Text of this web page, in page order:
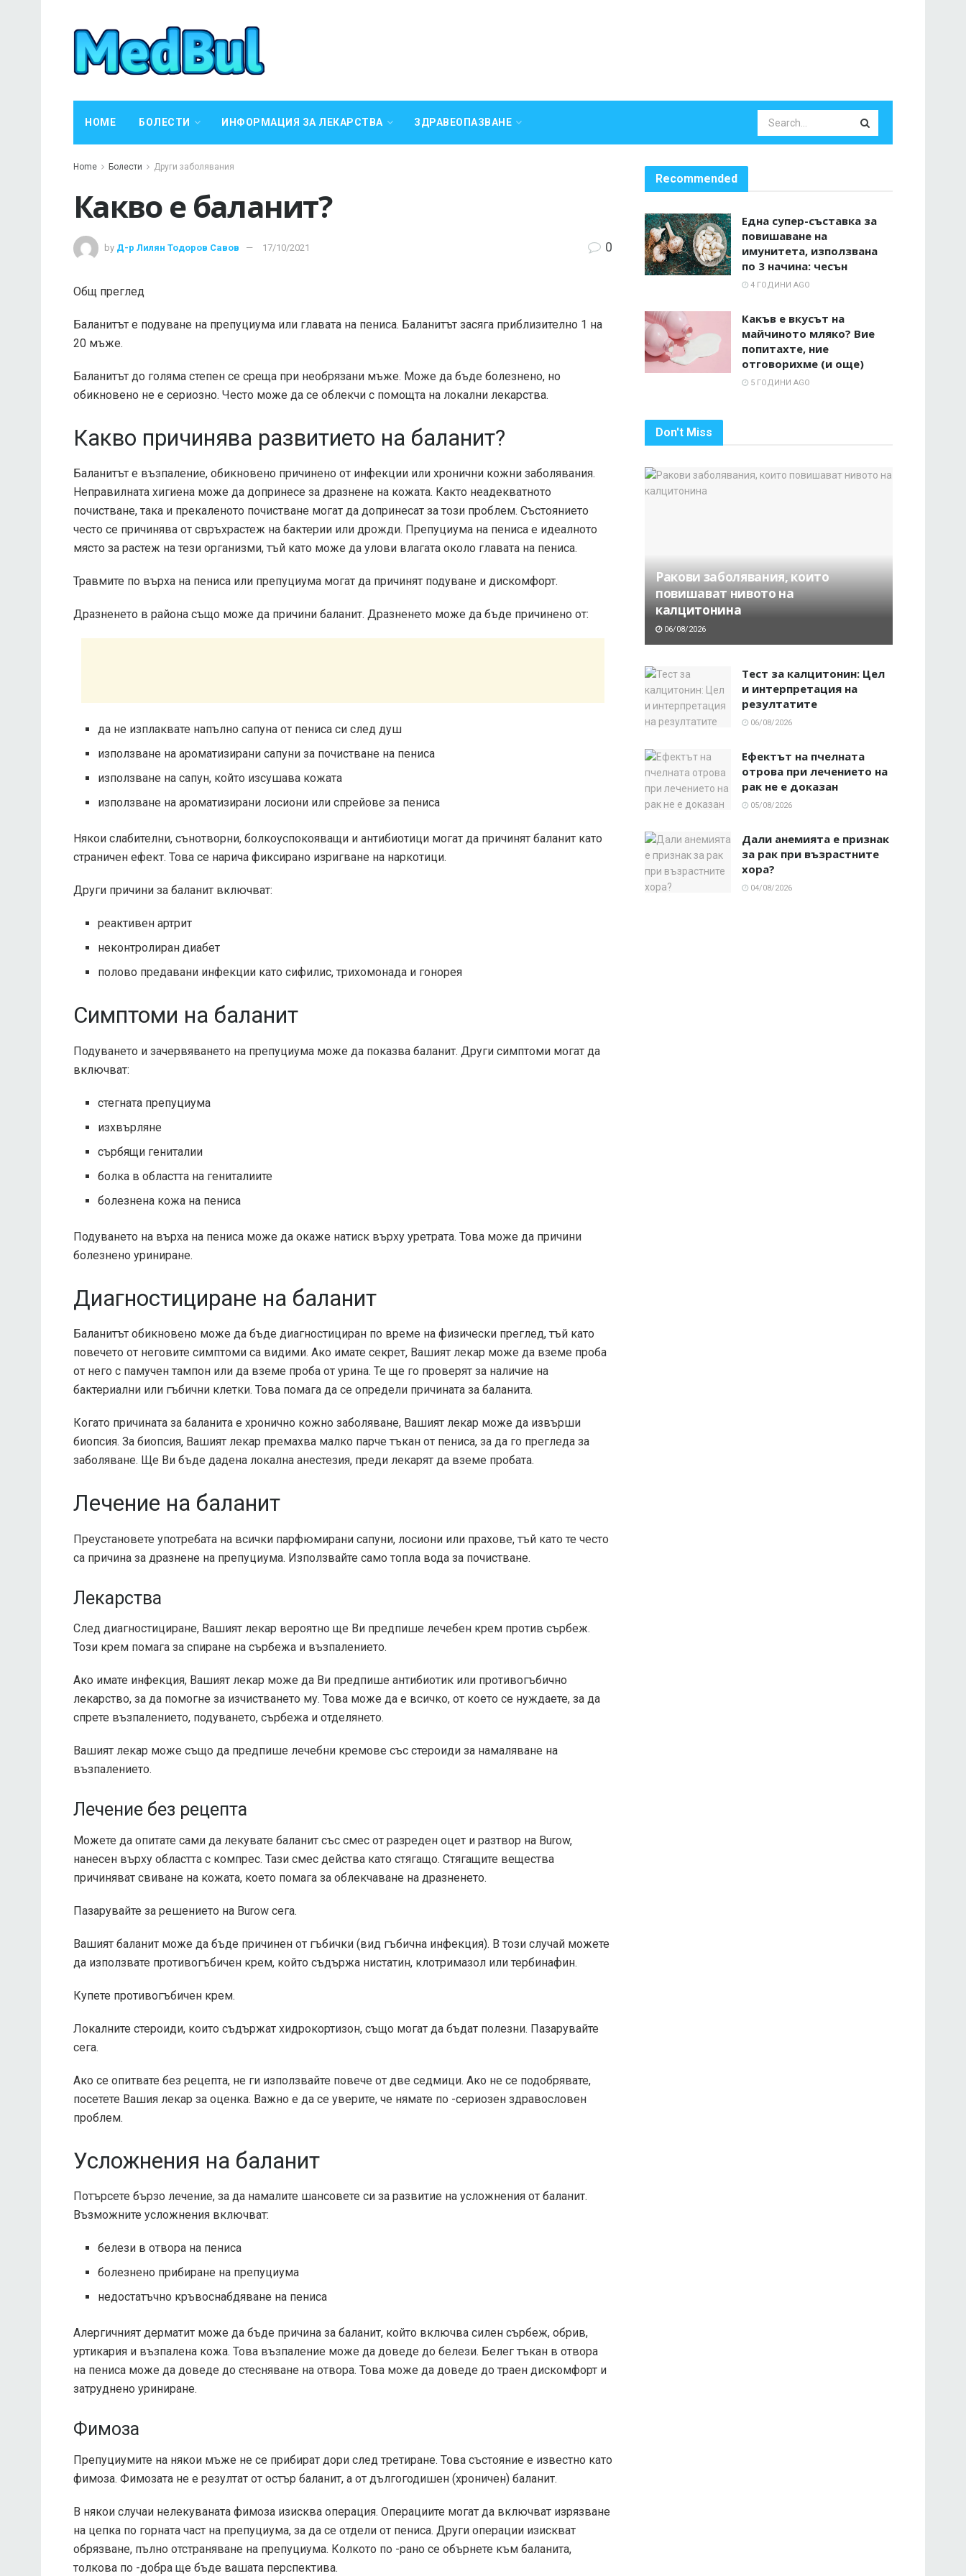
HOME БОЛЕСТИ ИНФОРМАЦИЯ ЗА ЛЕКАРСТВА ЗДРАВЕОПАЗВАНЕ
Home Болести Други заболявания
Какво е баланит?
by Д-р Лилян Тодоров Савов 17/10/2021 0
Общ преглед
Баланитът е подуване на препуциума или главата на пениса. Баланитът засяга приблизително 1 на
20 мъже.
Баланитът до голяма степен се среща при необрязани мъже. Може да бъде болезнено, но
обикновено не е сериозно. Често може да се облекчи с помощта на локални лекарства.
Какво причинява развитието на баланит?
Баланитът е възпаление, обикновено причинено от инфекции или хронични кожни заболявания.
Неправилната хигиена може да допринесе за дразнене на кожата. Както неадекватното
почистване, така и прекаленото почистване могат да допринесат за този проблем. Състоянието
често се причинява от свръхрастеж на бактерии или дрожди. Препуциума на пениса е идеалното
място за растеж на тези организми, тъй като може да улови влагата около главата на пениса.
Травмите по върха на пениса или препуциума могат да причинят подуване и дискомфорт.
Дразненето в района също може да причини баланит. Дразненето може да бъде причинено от:
да не изплаквате напълно сапуна от пениса си след душ
използване на ароматизирани сапуни за почистване на пениса
използване на сапун, който изсушава кожата
използване на ароматизирани лосиони или спрейове за пениса
Някои слабителни, сънотворни, болкоуспокояващи и антибиотици могат да причинят баланит като
страничен ефект. Това се нарича фиксирано изригване на наркотици.
Други причини за баланит включват:
реактивен артрит
неконтролиран диабет
полово предавани инфекции като сифилис, трихомонада и гонорея
Симптоми на баланит
Подуването и зачервяването на препуциума може да показва баланит. Други симптоми могат да
включват:
стегната препуциума
изхвърляне
сърбящи гениталии
болка в областта на гениталиите
болезнена кожа на пениса
Подуването на върха на пениса може да окаже натиск върху уретрата. Това може да причини
болезнено уриниране.
Диагностициране на баланит
Баланитът обикновено може да бъде диагностициран по време на физически преглед, тъй като
повечето от неговите симптоми са видими. Ако имате секрет, Вашият лекар може да вземе проба
от него с памучен тампон или да вземе проба от урина. Те ще го проверят за наличие на
бактериални или гъбични клетки. Това помага да се определи причината за баланита.
Когато причината за баланита е хронично кожно заболяване, Вашият лекар може да извърши
биопсия. За биопсия, Вашият лекар премахва малко парче тъкан от пениса, за да го прегледа за
заболяване. Ще Ви бъде дадена локална анестезия, преди лекарят да вземе пробата.
Лечение на баланит
Преустановете употребата на всички парфюмирани сапуни, лосиони или прахове, тъй като те често
са причина за дразнене на препуциума. Използвайте само топла вода за почистване.
Лекарства
След диагностициране, Вашият лекар вероятно ще Ви предпише лечебен крем против сърбеж.
Този крем помага за спиране на сърбежа и възпалението.
Ако имате инфекция, Вашият лекар може да Ви предпише антибиотик или противогъбично
лекарство, за да помогне за изчистването му. Това може да е всичко, от което се нуждаете, за да
спрете възпалението, подуването, сърбежа и отделянето.
Вашият лекар може също да предпише лечебни кремове със стероиди за намаляване на
възпалението.
Лечение без рецепта
Можете да опитате сами да лекувате баланит със смес от разреден оцет и разтвор на Burow,
нанесен върху областта с компрес. Тази смес действа като стягащо. Стягащите вещества
причиняват свиване на кожата, което помага за облекчаване на дразненето.
Пазарувайте за решението на Burow сега.
Вашият баланит може да бъде причинен от гъбички (вид гъбична инфекция). В този случай можете
да използвате противогъбичен крем, който съдържа нистатин, клотримазол или тербинафин.
Купете противогъбичен крем.
Локалните стероиди, които съдържат хидрокортизон, също могат да бъдат полезни. Пазарувайте
сега.
Ако се опитвате без рецепта, не ги използвайте повече от две седмици. Ако не се подобрявате,
посетете Вашия лекар за оценка. Важно е да се уверите, че нямате по -сериозен здравословен
проблем.
Усложнения на баланит
Потърсете бързо лечение, за да намалите шансовете си за развитие на усложнения от баланит.
Възможните усложнения включват:
белези в отвора на пениса
болезнено прибиране на препуциума
недостатъчно кръвоснабдяване на пениса
Алергичният дерматит може да бъде причина за баланит, който включва силен сърбеж, обрив,
уртикария и възпалена кожа. Това възпаление може да доведе до белези. Белег тъкан в отвора
на пениса може да доведе до стесняване на отвора. Това може да доведе до траен дискомфорт и
затруднено уриниране.
Фимоза
Препуциумите на някои мъже не се прибират дори след третиране. Това състояние е известно като
фимоза. Фимозата не е резултат от остър баланит, а от дългогодишен (хроничен) баланит.
В някои случаи нелекуваната фимоза изисква операция. Операциите могат да включват изрязване
на цепка по горната част на препуциума, за да се отдели от пениса. Други операции изискват
обрязване, пълно отстраняване на препуциума. Колкото по -рано се обърнете към баланита,
толкова по -добра ще бъде вашата перспектива.
Recommended
Една супер-съставка за
повишаване на
имунитета, използвана
по 3 начина: чесън
4 ГОДИНИ AGO
Какъв е вкусът на
майчиното мляко? Вие
попитахте, ние
отговорихме (и още)
5 ГОДИНИ AGO
Don't Miss
Ракови заболявания, които
повишават нивото на
калцитонина
06/08/2026
Тест за калцитонин: Цел
и интерпретация на
резултатите
06/08/2026
Ефектът на пчелната
отрова при лечението на
рак не е доказан
05/08/2026
Дали анемията е признак
за рак при възрастните
хора?
04/08/2026